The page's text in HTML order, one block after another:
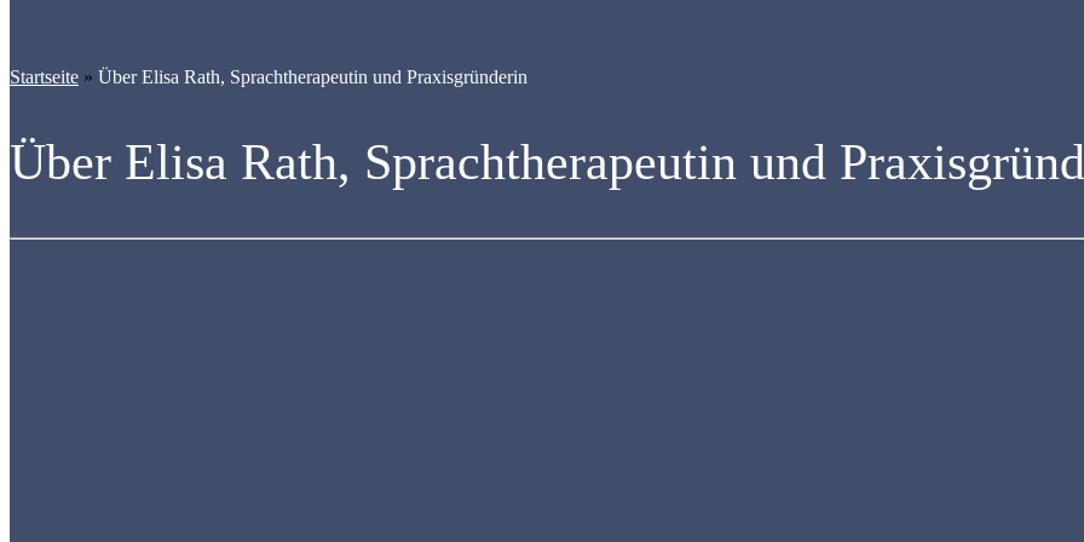
Startseite » Über Elisa Rath, Sprachtherapeutin und Praxisgründerin
Über Elisa Rath, Sprachtherapeutin und